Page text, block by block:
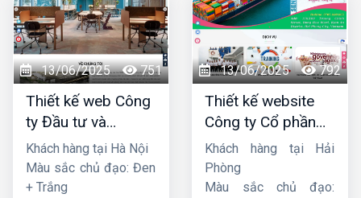
13/06/2025 751
Thiết kế web Công
ty Đầu tư và
Thương mại Five-
Star
Khách hàng tại Hà Nội
Màu sắc chủ đạo: Đen
+ Trắng
13/06/2025 792
Thiết kế website
Công ty Cổ phần
dịch vụ hàng hải
Sen
Khách hàng tại Hải
Phòng
Màu sắc chủ đạo: